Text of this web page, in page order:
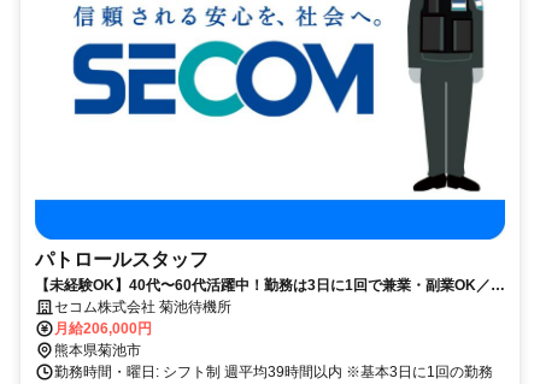
パトロールスタッフ
【未経験OK】40代〜60代活躍中！勤務は3日に1回で兼業・副業OK／賞
与あり
セコム株式会社 菊池待機所
月給206,000円
熊本県菊池市
勤務時間・曜日: シフト制 週平均39時間以内 ※基本3日に1回の勤務